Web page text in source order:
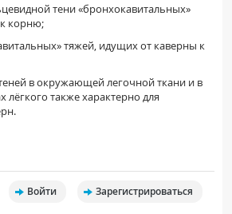
тени «бронхокавитальных»
корню;
тяжей, идущих от каверны к
в окружающей легочной ткани и в
лёгкого также характерно для
Войти Зарегистрироваться